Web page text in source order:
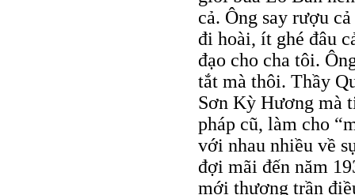
cả. Ông say rượu
đi hoài, ít ghé đâu
đạo cho cha tôi.
tắt mà thôi. Thầy
Sơn Kỳ Hương mà
pháp cũ, làm cho
với nhau nhiều về
đợi mãi đến năm
mới thượng trần